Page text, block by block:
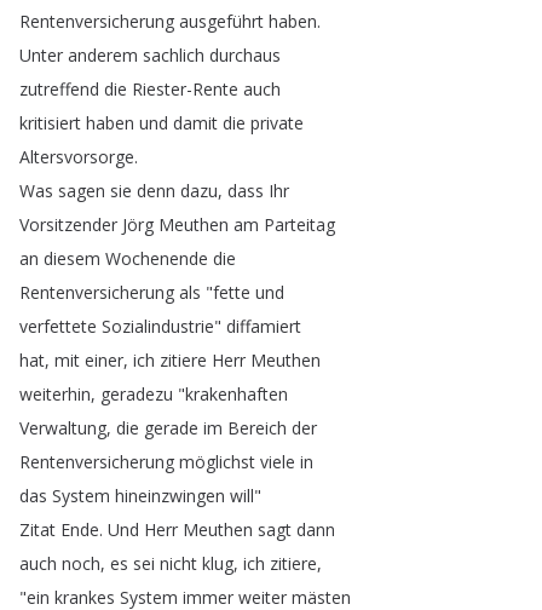
Rentenversicherung ausgeführt haben.
Unter anderem sachlich durchaus
zutreffend die Riester-Rente auch
kritisiert haben und damit die private
Altersvorsorge.
Was sagen sie denn dazu, dass Ihr
Vorsitzender Jörg Meuthen am Parteitag
an diesem Wochenende die
Rentenversicherung als "fette und
verfettete Sozialindustrie" diffamiert
hat, mit einer, ich zitiere Herr Meuthen
weiterhin, geradezu "krakenhaften
Verwaltung, die gerade im Bereich der
Rentenversicherung möglichst viele in
das System hineinzwingen will"
Zitat Ende. Und Herr Meuthen sagt dann
auch noch, es sei nicht klug, ich zitiere,
"ein krankes System immer weiter mästen